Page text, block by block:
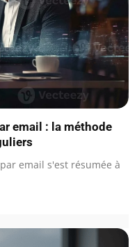
email : la méthode
email s'est résumée à